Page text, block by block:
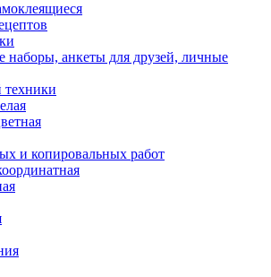
наборы, анкеты для друзей, личные
техники
и копировальных работ